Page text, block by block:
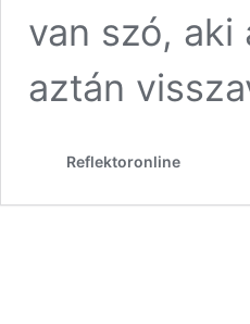
van szó,
aztán
Reflektoronline